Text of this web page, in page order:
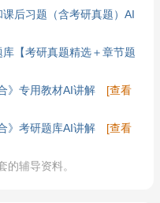
后习题（含考研真题）AI
【考研真题精选＋章节题
》专用教材AI讲解
[查看
》考研题库AI讲解
[查看
的辅导资料。